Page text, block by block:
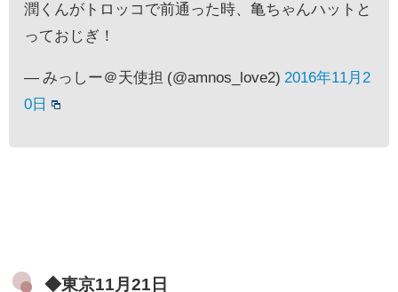
潤くんがトロッコで前通った時、亀ちゃんハットと
っておじぎ！
— みっしー＠天使担 (@amnos_love2) 2016年11月2
0日
◆東京11月21日